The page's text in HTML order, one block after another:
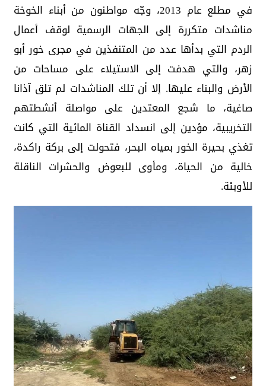
في مطلع عام 2013، وجّه مواطنون من أبناء الخوخة
مناشدات متكررة إلى الجهات الرسمية لوقف أعمال
الردم التي بدأها عدد من المتنفذين في مجرى خور أبو
زهر، والتي هدفت إلى الاستيلاء على مساحات من
الأرض والبناء عليها. إلا أن تلك المناشدات لم تلق آذانا
صاغية، ما شجع المعتدين على مواصلة أنشطتهم
التخريبية، مؤدين إلى انسداد القناة المائية التي كانت
تغذي بحيرة الخور بمياه البحر، فتحولت إلى بركة راكدة،
خالية من الحياة، ومأوى للبعوض والحشرات الناقلة
للأوبئة.